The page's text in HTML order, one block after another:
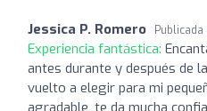
Jessica P. Romero Publicada
Experiencia fantástica:
antes durante y después de
vuelto a elegir para mi
agradable, te da mucha